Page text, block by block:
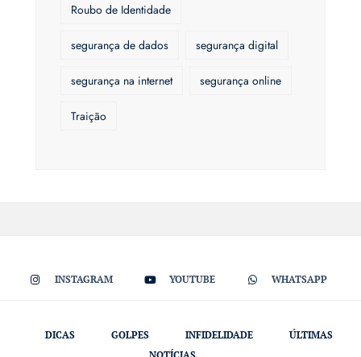
Roubo de Identidade
segurança de dados segurança digital
segurança na internet segurança online
Traição
INSTAGRAM YOUTUBE WHATSAPP
DICAS GOLPES INFIDELIDADE
ÚLTIMAS